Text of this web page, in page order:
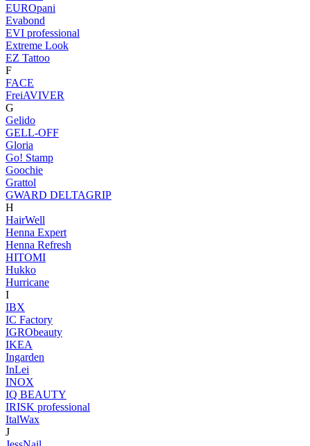
EUROpani
Evabond
EVI professional
Extreme Look
EZ Tattoo
F
FACE
FreiAVIVER
G
Gelido
GELL-OFF
Gloria
Go! Stamp
Goochie
Grattol
GWARD DELTAGRIP
H
HairWell
Henna Expert
Henna Refresh
HITOMI
Hukko
Hurricane
I
IBX
IC Factory
IGRObeauty
IKEA
Ingarden
InLei
INOX
IQ BEAUTY
IRISK professional
ItalWax
J